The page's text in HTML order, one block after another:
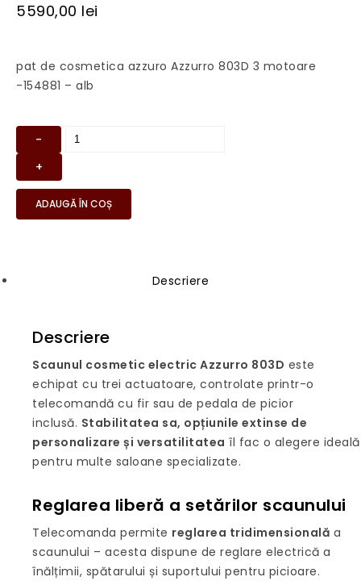
5590,00 lei
pat de cosmetica azzuro Azzurro 803D 3 motoare
-154881 – alb
ADAUGĂ ÎN COȘ
Descriere
Descriere
Scaunul cosmetic electric Azzurro 803D este
echipat cu trei actuatoare, controlate printr-o
telecomandă cu fir sau de pedala de picior
inclusă. Stabilitatea sa, opțiunile extinse de
personalizare și versatilitatea îl fac o alegere ideală
pentru multe saloane specializate.
Reglarea liberă a setărilor scaunului
Telecomanda permite reglarea tridimensională a
scaunului – acesta dispune de reglare electrică a
înălțimii, spătarului și suportului pentru picioare.